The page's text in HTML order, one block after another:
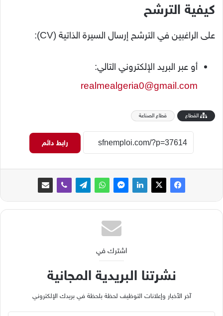
كيفية الترشح
على الراغبين في الترشح إرسال السيرة الذاتية (CV):
أو عبر البريد الإلكتروني التالي:
realmealgeria0@gmail.com
القطاع قطاع الصناعة
رابط دائم
اشترك في
نشرتنا البريدية المجانية
آخر الأخبار وإعلانات التوظيف لحظة بلحظة في بريدك الإلكتروني